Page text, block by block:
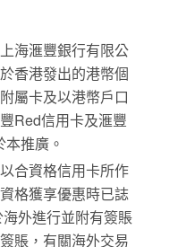
海滙豐銀行有限公
香港發出的港幣個
屬卡及以港幣戶口
Red信用卡及滙豐
推廣。
合資格信用卡所作
格獲享優惠時已誌
外進行並附有簽賬
賬，有關海外交易